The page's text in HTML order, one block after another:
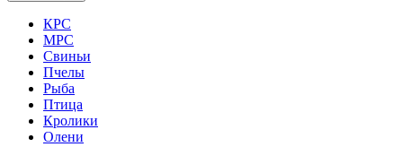
КРС
МРС
Свиньи
Пчелы
Рыба
Птица
Кролики
Олени